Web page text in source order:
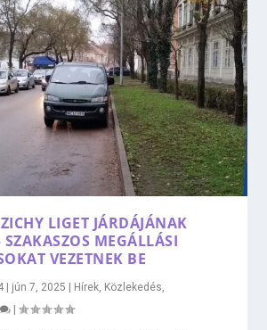
LIGET JÁRDÁJÁNAK
SZAKASZOS MEGÁLLÁSI
VEZETNEK BE
jún 7, 2025 Hírek, Közlekedés,
|